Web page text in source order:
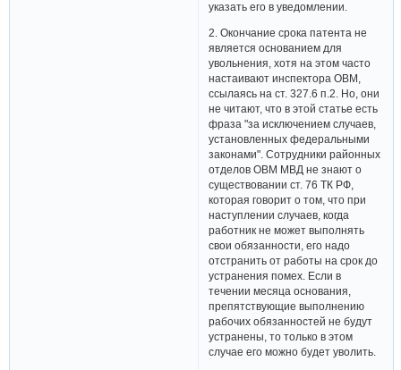
указать его в уведомлении.
2. Окончание срока патента не
является основанием для
увольнения, хотя на этом часто
настаивают инспектора ОВМ,
ссылаясь на ст. 327.6 п.2. Но, они
не читают, что в этой статье есть
фраза "за исключением случаев,
установленных федеральными
законами". Сотрудники районных
отделов ОВМ МВД не знают о
существовании ст. 76 ТК РФ,
которая говорит о том, что при
наступлении случаев, когда
работник не может выполнять
свои обязанности, его надо
отстранить от работы на срок до
устранения помех. Если в
течении месяца основания,
препятствующие выполнению
рабочих обязанностей не будут
устранены, то только в этом
случае его можно будет уволить.